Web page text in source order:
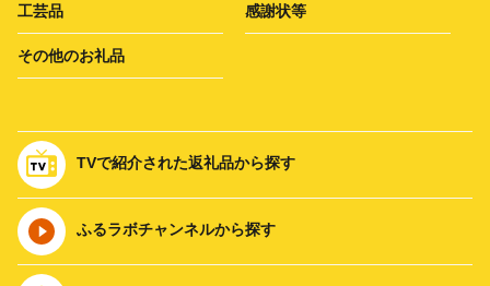
工芸品 感謝状等
その他のお礼品
TVで紹介された返礼品から探す
ふるラボチャンネルから探す